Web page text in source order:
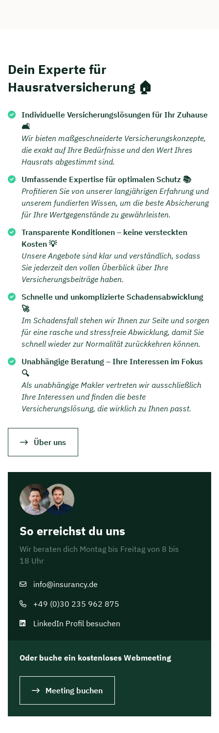
Dein Experte für
Hausratversicherung 🏠
Individuelle Versicherungslösungen für Ihr Zuhause
🛋️
Wir bieten maßgeschneiderte Versicherungskonzepte,
die exakt auf Ihre Bedürfnisse und den Wert Ihres
Hausrats abgestimmt sind.
Umfassende Expertise für optimalen Schutz 📚
Profitieren Sie von unserer langjährigen Erfahrung und
unserem fundierten Wissen, um die beste Absicherung
für Ihre Wertgegenstände zu gewährleisten.
Transparente Konditionen – keine versteckten
Kosten 💡
Unsere Angebote sind klar und verständlich, sodass
Sie jederzeit den vollen Überblick über Ihre
Versicherungsbeiträge haben.
Schnelle und unkomplizierte Schadensabwicklung
🚀
Im Schadensfall stehen wir Ihnen zur Seite und sorgen
für eine rasche und stressfreie Abwicklung, damit Sie
schnell wieder zur Normalität zurückkehren können.
Unabhängige Beratung – Ihre Interessen im Fokus
🔍
Als unabhängige Makler vertreten wir ausschließlich
Ihre Interessen und finden die beste
Versicherungslösung, die wirklich zu Ihnen passt.
Über uns
So erreichst du uns
Wir beraten dich Montag bis Freitag von 8 bis
18 Uhr
info@insurancy.de
+49 (0)30 235 962 875
LinkedIn Profil besuchen
Oder buche ein kostenloses Webmeeting
Meeting buchen
🗓️ Wählen Sie jetzt Ihren Wunschtermin: